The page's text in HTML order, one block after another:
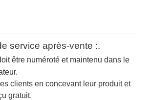
service après-vente :.
être numéroté et maintenu dans le
clients en concevant leur produit et
gratuit.